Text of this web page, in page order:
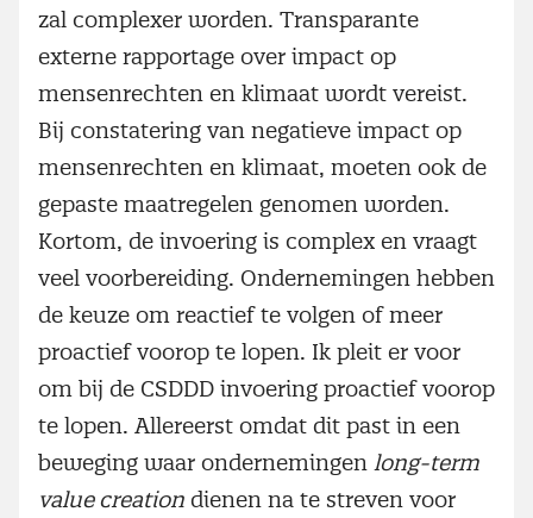
zal complexer worden. Transparante
externe rapportage over impact op
mensenrechten en klimaat wordt vereist.
Bij constatering van negatieve impact op
mensenrechten en klimaat, moeten ook de
gepaste maatregelen genomen worden.
Kortom, de invoering is complex en vraagt
veel voorbereiding. Ondernemingen hebben
de keuze om reactief te volgen of meer
proactief voorop te lopen. Ik pleit er voor
om bij de CSDDD invoering proactief voorop
te lopen. Allereerst omdat dit past in een
beweging waar ondernemingen long-term
value creation dienen na te streven voor